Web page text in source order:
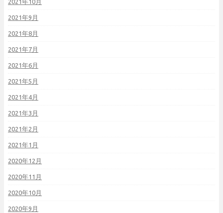
2021年10月
2021年9月
2021年8月
2021年7月
2021年6月
2021年5月
2021年4月
2021年3月
2021年2月
2021年1月
2020年12月
2020年11月
2020年10月
2020年9月